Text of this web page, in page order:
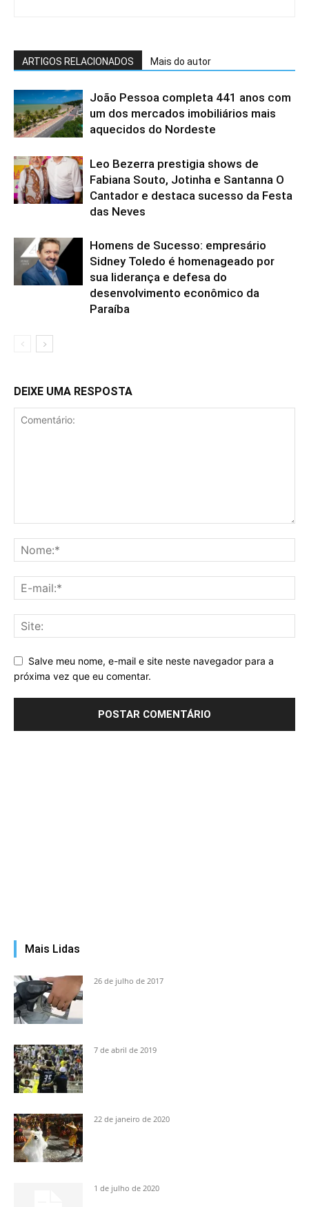
ARTIGOS RELACIONADOS Mais do autor
João Pessoa completa 441 anos com
um dos mercados imobiliários mais
aquecidos do Nordeste
Leo Bezerra prestigia shows de
Fabiana Souto, Jotinha e Santanna O
Cantador e destaca sucesso da Festa
das Neves
Homens de Sucesso: empresário
Sidney Toledo é homenageado por
sua liderança e defesa do
desenvolvimento econômico da
Paraíba
DEIXE UMA RESPOSTA
Salve meu nome, e-mail e site neste navegador para a
próxima vez que eu comentar.
Mais Lidas
26 de julho de 2017
7 de abril de 2019
22 de janeiro de 2020
1 de julho de 2020